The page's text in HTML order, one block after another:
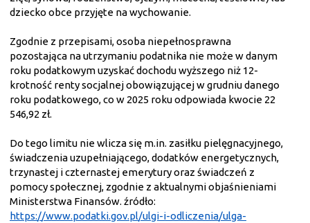
dziecko obce przyjęte na wychowanie.
Zgodnie z przepisami, osoba niepełnosprawna
pozostająca na utrzymaniu podatnika nie może w danym
roku podatkowym uzyskać dochodu wyższego niż 12-
krotność renty socjalnej obowiązującej w grudniu danego
roku podatkowego, co w 2025 roku odpowiada kwocie 22
546,92 zł.
Do tego limitu nie wlicza się m.in. zasiłku pielęgnacyjnego,
świadczenia uzupełniającego, dodatków energetycznych,
trzynastej i czternastej emerytury oraz świadczeń z
pomocy społecznej, zgodnie z aktualnymi objaśnieniami
Ministerstwa Finansów. źródło:
https://www.podatki.gov.pl/ulgi-i-odliczenia/ulga-